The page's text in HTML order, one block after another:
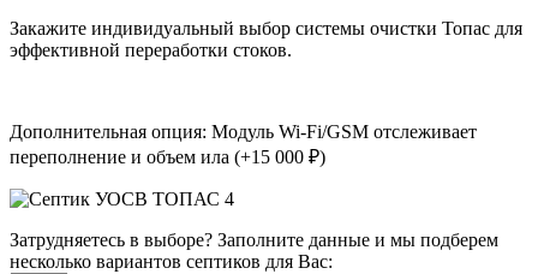
Закажите индивидуальный выбор системы очистки Топас для
эффективной переработки стоков.
Дополнительная опция: Модуль Wi-Fi/GSM отслеживает
переполнение и объем ила (+15 000 ₽)
Затрудняетесь в выборе? Заполните данные и мы подберем
несколько вариантов септиков для Вас: